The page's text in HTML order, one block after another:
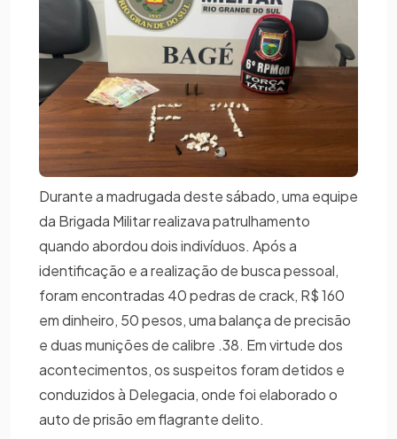
Durante a madrugada deste sábado, uma equipe
da Brigada Militar realizava patrulhamento
quando abordou dois indivíduos. Após a
identificação e a realização de busca pessoal,
foram encontradas 40 pedras de crack, R$ 160
em dinheiro, 50 pesos, uma balança de precisão
e duas munições de calibre .38. Em virtude dos
acontecimentos, os suspeitos foram detidos e
conduzidos à Delegacia, onde foi elaborado o
auto de prisão em flagrante delito.